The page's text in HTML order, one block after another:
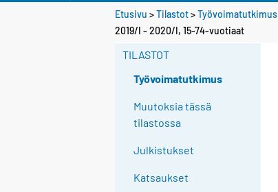
Etusivu >Tilastot>Työvoimatutkimus
2019/I - 2020/I, 15-74-vuotiaat
TILASTOT
Työvoimatutkimus
Muutoksia tässä
tilastossa
Julkistukset
Katsaukset